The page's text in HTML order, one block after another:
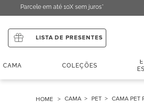
Parcele em até 10X sem juros*
LISTA DE PRESENTES
CAMA COLEÇÕES
CAMA PET CAMA PET